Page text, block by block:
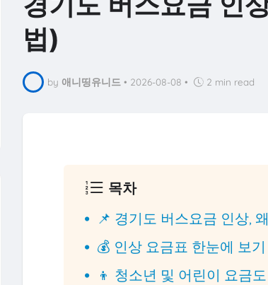
법)
by 애니띵유니드 • 2026-08-08 • 2 min read
목차
📌 경기도 버스요금 인상,
💰 인상 요금표 한눈에 보기
👦 청소년 및 어린이 요금